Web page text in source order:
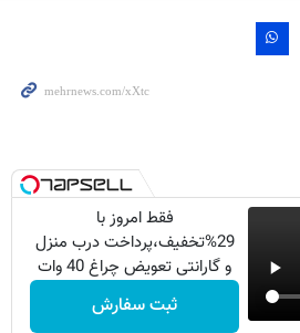
فقط امروز با
29%تخفیف،پرداخت درب منزل
و گارانتی تعویض چراغ 40 وات
بخر
ثبت سفارش